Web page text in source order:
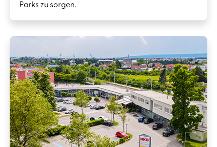
Parks zu sorgen.